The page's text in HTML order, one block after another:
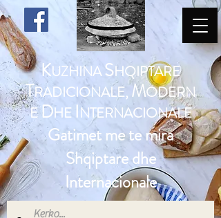
KUZHINASHQIPTARE
TRADICIONALE, MODERN
EDHE INTERNACIONALE
Gatimet me te mira
Shqiptare dhe
Internacionale